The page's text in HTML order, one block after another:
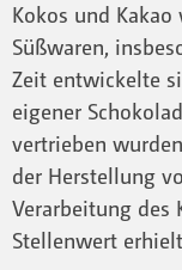
Kokos und
Süßwaren,
Zeit entwickelte
eigener
vertrieben
der Herstellung
Verarbeitung des
Stellenwert